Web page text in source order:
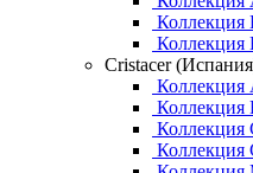
Коллекция
Коллекция
Cristacer
Коллекция
Коллекция
Коллекция
Коллекция